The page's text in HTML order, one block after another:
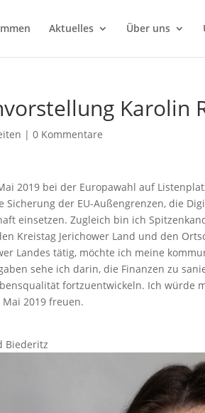
Aktuelles Über uns
Karolin
|0 Kommentare
2019 bei der Europawahl auf
Sicherung der EU-Außengrenzen, die
einsetzen. Zugleich bin ich
Kreistag Jerichower Land und den
Landes tätig, möchte ich meine
sehe ich darin, die Finanzen zu
fortzuentwickeln. Ich würde
2019 freuen.
Biederitz